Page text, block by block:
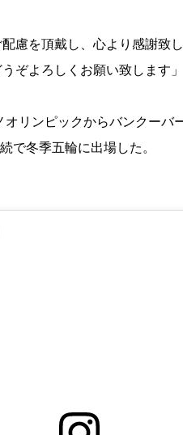
慮を頂戴し、心より感謝致
ぞよろしくお願い致します
リンピックからバンクーバ
で冬季五輪に出場した。